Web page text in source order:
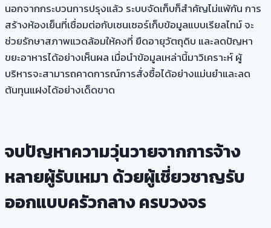
นอกจากกระบวนการปรุงแล้ว ระบบจัดเก็บก็สำคัญไม่แพ้กัน การ
สร้างห้องเย็นที่เชื่อมต่อกับเซนเซอร์เก็บข้อมูลแบบเรียลไทม์ จะ
ช่วยรักษาสภาพแวดล้อมให้คงที่ ยืดอายุวัตถุดิบ และลดปัญหา
ขยะอาหารได้อย่างเห็นผล เมื่อนำข้อมูลเหล่านี้มาวิเคราะห์ ผู้
บริหารจะสามารถคาดการณ์การสั่งซื้อได้อย่างแม่นยำและลด
ต้นทุนแฝงได้อย่างเด็ดขาด
จบปัญหาความวุ่นวายจากการจ้าง
หลายผู้รับเหมา ด้วยผู้เชี่ยวชาญรับ
ออกแบบครัวกลาง ครบวงจร